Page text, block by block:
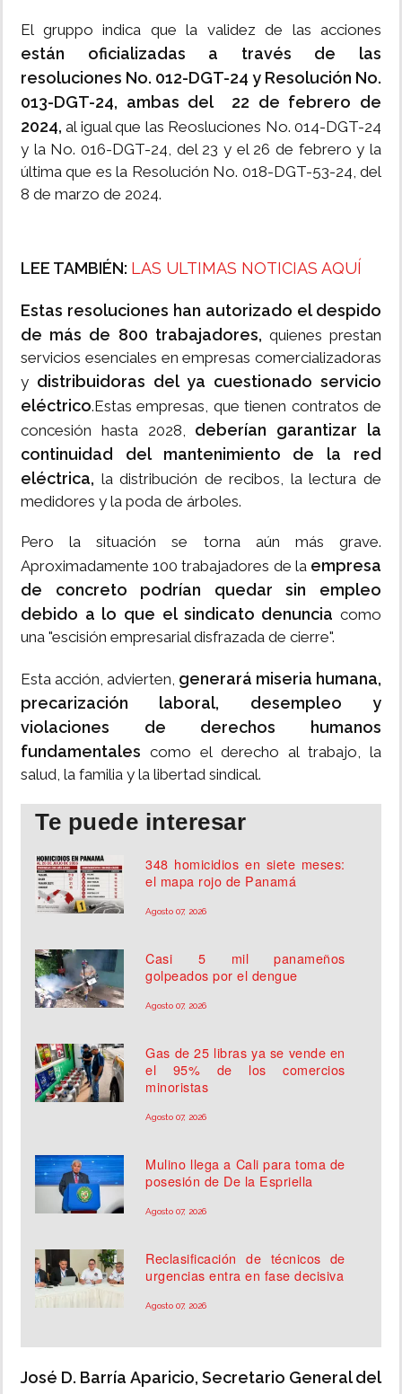
El gruppo indica que la validez de las acciones
están oficializadas a través de las
resoluciones No. 012-DGT-24 y Resolución No.
013-DGT-24, ambas del 22 de febrero de
2024,al igual que las Reosluciones No. 014-DGT-24
y la No. 016-DGT-24, del 23 y el 26 de febrero y la
última que es la Resolución No. 018-DGT-53-24, del
8 de marzo de 2024.
LEE TAMBIÉN: LAS ULTIMAS NOTICIAS AQUÍ
Estas resoluciones han autorizado el despido
de más de 800 trabajadores, quienes prestan
servicios esenciales en empresas comercializadoras
y distribuidoras del ya cuestionado servicio
eléctrico.Estas empresas, que tienen contratos de
concesión hasta 2028, deberían garantizar la
continuidad del mantenimiento de la red
eléctrica, la distribución de recibos, la lectura de
medidores y la poda de árboles.
Pero la situación se torna aún más grave.
Aproximadamente 100 trabajadores de laempresa
de concreto podrían quedar sin empleo
debido a lo que el sindicato denuncia como
una "escisión empresarial disfrazada de cierre".
Esta acción, advierten, generará miseria humana,
precarización laboral, desempleo y
violaciones de derechos humanos
fundamentales como el derecho al trabajo, la
salud, la familia y la libertad sindical.
Te puede interesar
348 homicidios en siete meses:
el mapa rojo de Panamá
Agosto 07, 2026
Casi 5 mil panameños
golpeados por el dengue
Agosto 07, 2026
Gas de 25 libras ya se vende en
el 95% de los comercios
minoristas
Agosto 07, 2026
Mulino llega a Cali para toma de
posesión de De la Espriella
Agosto 07, 2026
Reclasificación de técnicos de
urgencias entra en fase decisiva
Agosto 07, 2026
José D. Barría Aparicio, Secretario General del